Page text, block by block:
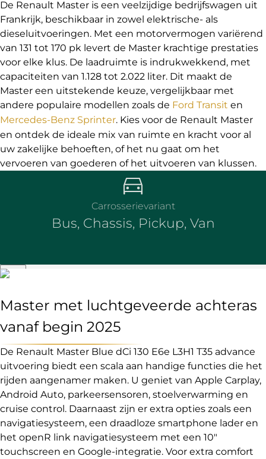
De Renault Master is een veelzijdige bedrijfswagen uit
Frankrijk, beschikbaar in zowel elektrische- als
dieseluitvoeringen. Met een motorvermogen variërend
van 131 tot 170 pk levert de Master krachtige prestaties
voor elke klus. De laadruimte is indrukwekkend, met
capaciteiten van 1.128 tot 2.022 liter. Dit maakt de
Master een uitstekende keuze, vergelijkbaar met
andere populaire modellen zoals de Ford Transit en
Mercedes-Benz Sprinter. Kies voor de Renault Master
en ontdek de ideale mix van ruimte en kracht voor al
uw zakelijke behoeften, of het nu gaat om het
vervoeren van goederen of het uitvoeren van klussen.
Carrosserievariant
Bus, Chassis, Pickup, Van
Master met luchtgeveerde achteras
vanaf begin 2025
De Renault Master Blue dCi 130 E6e L3H1 T35 advance
uitvoering biedt een scala aan handige functies die het
rijden aangenamer maken. U geniet van Apple Carplay,
Android Auto, parkeersensoren, stoelverwarming en
cruise control. Daarnaast zijn er extra opties zoals een
navigatiesysteem, een draadloze smartphone lader en
het openR link navigatiesysteem met een 10"
touchscreen en Google-integratie. Voor extra comfort